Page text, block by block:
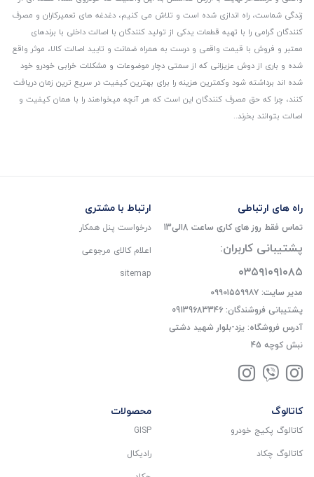
زندگی شماست، راه اندازی شده است و تلاش می کنیم، دغدغه های تعمیرکاران و مصرف
کنندگان گرامی را با تهیه قطعات یدکی از تولید کنندگان با اصالت داخلی با برندهای
معتبر و فروش با قیمت واقعی و درست به همراه ضمانت و تایید اصالت کالا، موثر واقع
شده و باری از دوش عزیزانی که از سمتی دچار موضوعات و مشکلات خرابی خودرو خود
شده اند برداشته شود و‌کمترین هزینه را برای بهترین کیفیت در سریع ترین زمان دریافت
کنند، چرا که حق مصرف کنندگان این است که هر آنچه میخواهند را با همان کیفیت و
اصالت بتوانند بخرند..
راه های ارتباطی
تماس فقط روز های کاری ساعت 8الی13
پشتیبانی کاربران:
۰۳۵۹۱۰۹۱۰۸۵
مدیر سایت: ۰۹۹۰۱۵۵۹۹۸۷
پشتیبانی فروشندگان: 09139683346
آدرس فروشگاه: یزد-بلوار شهید دشتی
نبش کوچه 45
ارتباط با مشتری
درخواست پنل همکار
اعلام کالای مرجوعی
sitemap
کاتالوگ
کاتالوگ پکیج خودرو
کاتالوگ چکاد
محصولات
GISP
رادیکال